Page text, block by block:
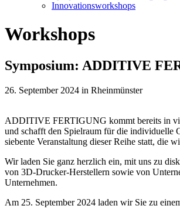
Innovationsworkshops
Workshops
Symposium: ADDITIVE
26. September 2024 in Rheinmünster
ADDITIVE FERTIGUNG kommt bereits in
und schafft den Spielraum für die individuelle
siebente Veranstaltung dieser Reihe statt, die
Wir laden Sie ganz herzlich ein, mit uns zu
von 3D-Drucker-Herstellern sowie von
Unternehmen.
Am 25. September 2024 laden wir Sie zu